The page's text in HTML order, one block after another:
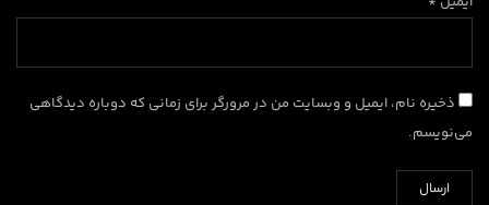
ذخیره نام، ایمیل و وبسایت من در مرورگر برای زمانی که دوباره دیدگاهی
می‌نویسم.